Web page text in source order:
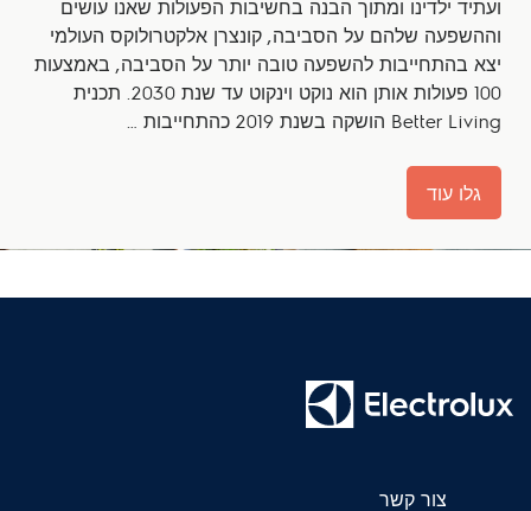
ועתיד ילדינו ומתוך הבנה בחשיבות הפעולות שאנו עושים
וההשפעה שלהם על הסביבה, קונצרן אלקטרולוקס העולמי
יצא בהתחייבות להשפעה טובה יותר על הסביבה, באמצעות
100 פעולות אותן הוא נוקט וינקוט עד שנת 2030. תכנית
Better Living הושקה בשנת 2019 כהתחייבות …
גלו עוד
צור קשר